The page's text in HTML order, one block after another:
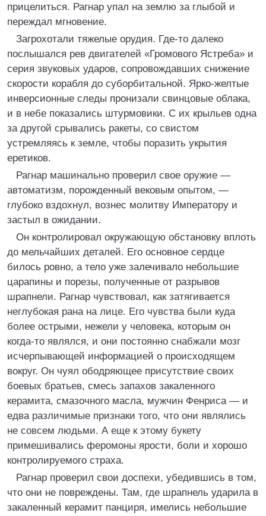
прицелиться. Рагнар упал на землю за глыбой и
переждал мгновение.
Загрохотали тяжелые орудия. Где-то далеко
послышался рев двигателей «Громового Ястреба» и
серия звуковых ударов, сопровождавших снижение
скорости корабля до суборбитальной. Ярко-желтые
инверсионные следы пронизали свинцовые облака,
и в небе показались штурмовики. С их крыльев одна
за другой срывались ракеты, со свистом
устремляясь к земле, чтобы поразить укрытия
еретиков.
Рагнар машинально проверил свое оружие —
автоматизм, порожденный вековым опытом, —
глубоко вздохнул, вознес молитву Императору и
застыл в ожидании.
Он контролировал окружающую обстановку вплоть
до мельчайших деталей. Его основное сердце
билось ровно, а тело уже залечивало небольшие
царапины и порезы, полученные от разрывов
шрапнели. Рагнар чувствовал, как затягивается
неглубокая рана на лице. Его чувства были куда
более острыми, нежели у человека, которым он
когда-то являлся, и они постоянно снабжали мозг
исчерпывающей информацией о происходящем
вокруг. Он чуял ободряющее присутствие своих
боевых братьев, смесь запахов закаленного
керамита, смазочного масла, мужчин Фенриса — и
едва различимые признаки того, что они являлись
не совсем людьми. А еще к этому букету
примешивались феромоны ярости, боли и хорошо
контролируемого страха.
Рагнар проверил свои доспехи, убедившись в том,
что они не повреждены. Там, где шрапнель ударила в
закаленный керамит панциря, имелись небольшие